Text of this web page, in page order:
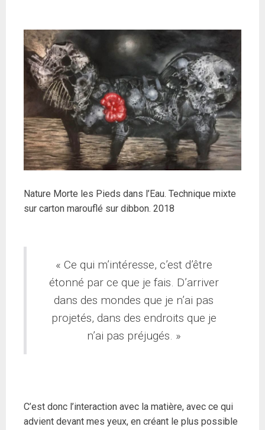
Nature Morte les Pieds dans l’Eau. Technique mixte
sur carton marouflé sur dibbon. 2018
« Ce qui m’intéresse, c’est d’être
étonné par ce que je fais. D’arriver
dans des mondes que je n’ai pas
projetés, dans des endroits que je
n’ai pas préjugés. »
C’est donc l’interaction avec la matière, avec ce qui
advient devant mes yeux, en créant le plus possible